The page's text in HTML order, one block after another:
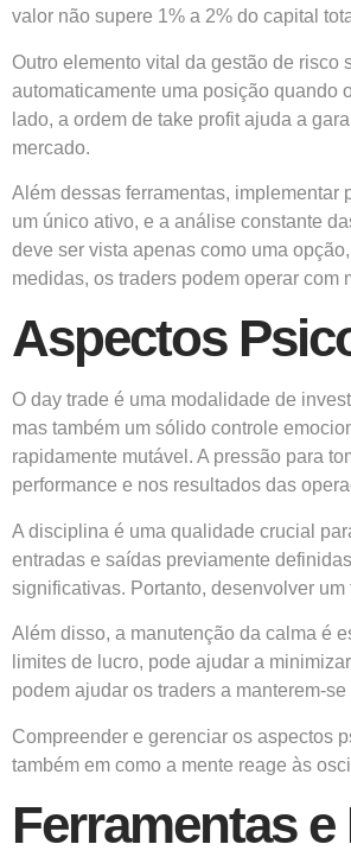
valor não supere 1% a 2% do capital
Outro elemento vital da gestão de risco
automaticamente uma posição quando
lado, a ordem de take profit ajuda a
mercado.
Além dessas ferramentas,
um único ativo, e a análise constante
deve ser vista apenas como uma
medidas, os traders podem operar
Aspectos
O day trade é uma modalidade de
mas também um sólido controle
rapidamente mutável. A pressão para
performance e nos resultados das
A disciplina é uma qualidade crucial
entradas e saídas previamente
significativas. Portanto, desenvolver
Além disso, a manutenção da calma é
limites de lucro, pode ajudar a
podem ajudar os traders a manterem-
Compreender e gerenciar os aspectos
também em como a mente reage às
Ferramentas